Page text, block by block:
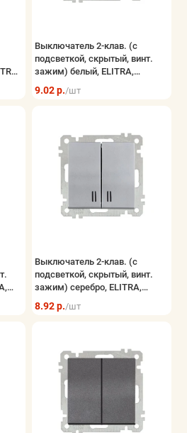
Выключатель 2-клав. (с
подсветкой, скрытый, винт.
зажим) белый, ELITRA,
MUTLUSAN
9.02 р./шт
Выключатель 2-клав. (с
подсветкой, скрытый, винт.
зажим) серебро, ELITRA,
MUTLUSAN
8.92 р./шт